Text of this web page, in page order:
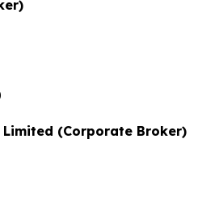
(Corporate Broker)